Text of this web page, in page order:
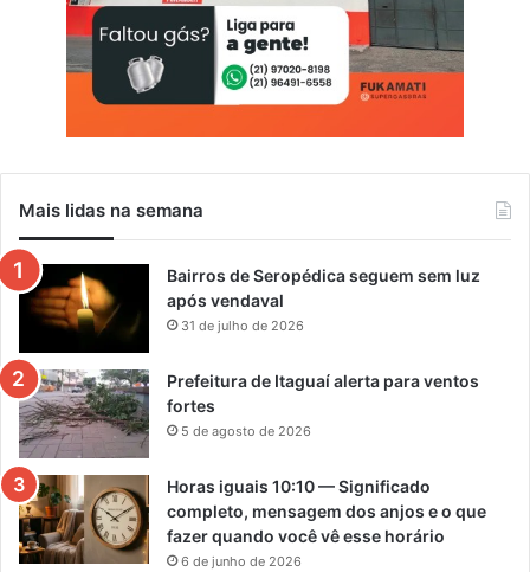
Mais lidas na semana
Bairros de Seropédica seguem sem luz
após vendaval
31 de julho de 2026
Prefeitura de Itaguaí alerta para ventos
fortes
5 de agosto de 2026
Horas iguais 10:10 — Significado
completo, mensagem dos anjos e o que
fazer quando você vê esse horário
6 de junho de 2026